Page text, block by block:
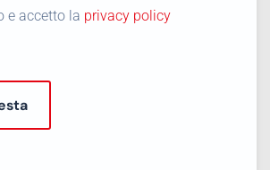
e accetto la privacy policy